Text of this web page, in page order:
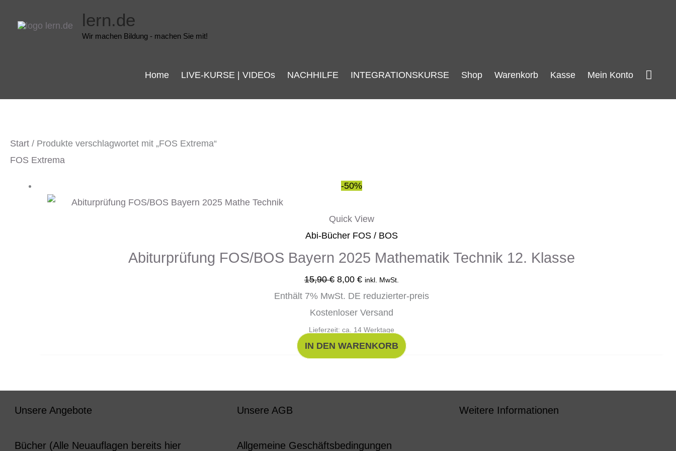
Inhalt
lern.de
Wir machen Bildung - machen Sie mit!
Home LIVE-KURSE | VIDEOs NACHHILFE INTEGRATIONSKURSE Shop Warenkorb Kasse Mein Konto
Start / Produkte verschlagwortet mit „FOS Extrema“
FOS Extrema
-50%
Quick View
Abi-Bücher FOS / BOS
Abiturprüfung FOS/BOS Bayern 2025 Mathematik Technik 12. Klasse
15,90€
Ursprünglicher
war:
15,90 €
8,00 €
Aktueller
ist:
8,00 €.
inkl. MwSt.
Enthält 7% MwSt. DE reduzierter-preis
Kostenloser Versand
Lieferzeit: ca. 14 Werktage
IN DEN WARENKORB
Unsere Angebote
Bücher (Alle Neuauflagen bereits hier
Unsere AGB
Allgemeine Geschäftsbedingungen
Weitere Informationen